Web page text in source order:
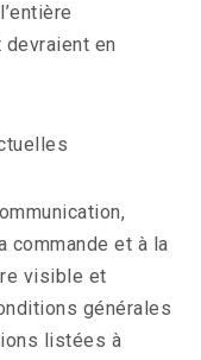
en
commande et à la
visible et
générales
listées à